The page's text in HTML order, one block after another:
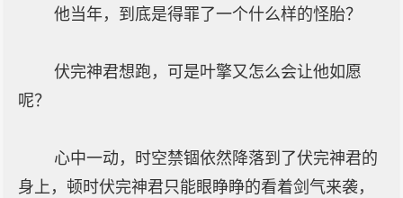
他当年，到底是得罪了一个什么样的怪胎？
伏完神君想跑，可是叶擎又怎么会让他如愿
呢？
心中一动，时空禁锢依然降落到了伏完神君的
身上，顿时伏完神君只能眼睁睁的看着剑气来袭，